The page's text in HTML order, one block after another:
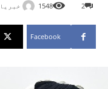
2
1548
Facebook